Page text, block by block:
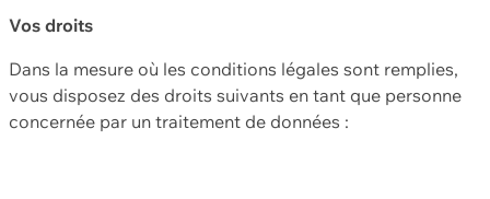
Vos droits
Dans la mesure où les conditions légales sont remplies,
vous disposez des droits suivants en tant que personne
concernée par un traitement de données :